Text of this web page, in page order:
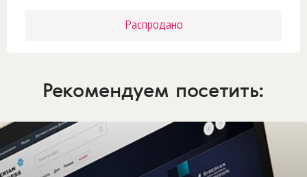
Распродано
Рекомендуем посетить: